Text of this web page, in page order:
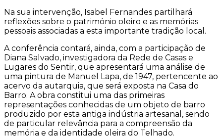
Na sua intervenção, Isabel Fernandes partilhará
reflexões sobre o património oleiro e as memórias
pessoais associadas a esta importante tradição local.
A conferência contará, ainda, com a participação de
Diana Salvado, investigadora da Rede de Casas e
Lugares do Sentir, que apresentará uma análise de
uma pintura de Manuel Lapa, de 1947, pertencente ao
acervo da autarquia, que será exposta na Casa do
Barro. A obra constitui uma das primeiras
representações conhecidas de um objeto de barro
produzido por esta antiga indústria artesanal, sendo
de particular relevância para a compreensão da
memória e da identidade oleira do Telhado.